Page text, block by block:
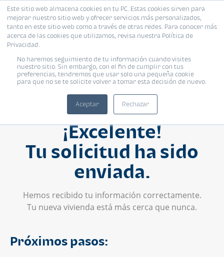
Este sitio web almacena cookies en tu PC. Estas cookies sirven para
mejorar nuestro sitio web y ofrecer servicios más personalizados,
tanto en este sitio web como a través de otras redes. Para conocer más
acerca de las cookies que utilizamos, revisa nuestra Política de
Privacidad.
No haremos seguimiento de tu información cuando visites
nuestro sitio. Sin embargo, con el fin de cumplir con tus
preferencias, tendremos que usar solo una pequeña cookie
para que no se te solicite volver a tomar esta decisión de nuevo.
Aceptar Rechazar
¡Excelente!
Tu solicitud ha sido
enviada.
Hemos recibido tu información correctamente.
Tu nueva vivienda está más cerca que nunca.
Próximos pasos: